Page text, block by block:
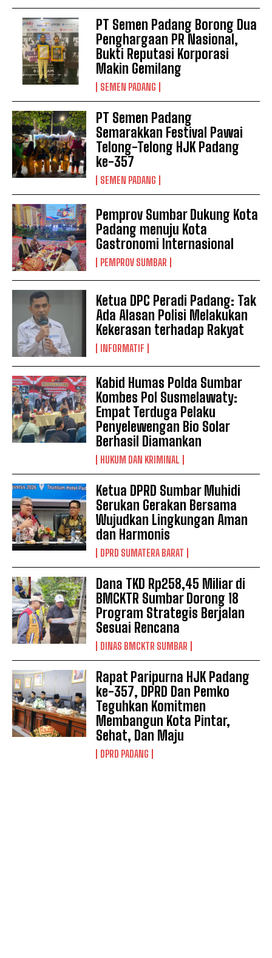
PT Semen Padang Borong Dua
Penghargaan PR Nasional,
Bukti Reputasi Korporasi
Makin Gemilang
SEMEN PADANG
PT Semen Padang
Semarakkan Festival Pawai
Telong-Telong HJK Padang
ke-357
SEMEN PADANG
Pemprov Sumbar Dukung Kota
Padang menuju Kota
Gastronomi Internasional
PEMPROV SUMBAR
Ketua DPC Peradi Padang: Tak
Ada Alasan Polisi Melakukan
Kekerasan terhadap Rakyat
INFORMATIF
Kabid Humas Polda Sumbar
Kombes Pol Susmelawaty:
Empat Terduga Pelaku
Penyelewengan Bio Solar
Berhasil Diamankan
HUKUM DAN KRIMINAL
Ketua DPRD Sumbar Muhidi
Serukan Gerakan Bersama
Wujudkan Lingkungan Aman
dan Harmonis
DPRD SUMATERA BARAT
Dana TKD Rp258,45 Miliar di
BMCKTR Sumbar Dorong 18
Program Strategis Berjalan
Sesuai Rencana
DINAS BMCKTR SUMBAR
Rapat Paripurna HJK Padang
ke-357, DPRD Dan Pemko
Teguhkan Komitmen
Membangun Kota Pintar,
Sehat, Dan Maju
DPRD PADANG